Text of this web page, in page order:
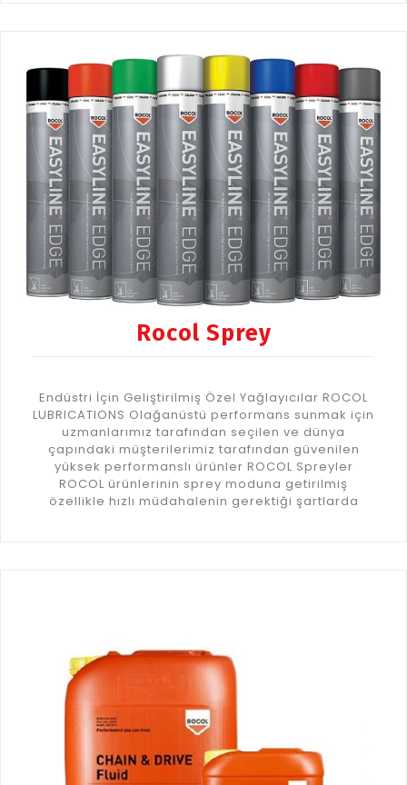
Rocol Sprey
Endüstri İçin Geliştirilmiş Özel Yağlayıcılar ROCOL
LUBRICATIONS Olağanüstü performans sunmak için
uzmanlarımız tarafından seçilen ve dünya
çapındaki müşterilerimiz tarafından güvenilen
yüksek performanslı ürünler ROCOL Spreyler
ROCOL ürünlerinin sprey moduna getirilmiş
özellikle hızlı müdahalenin gerektiği şartlarda